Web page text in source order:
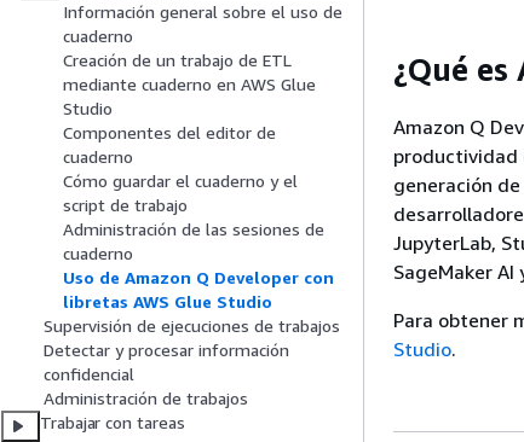
Información general sobre el uso de
cuaderno
Creación de un trabajo de ETL
mediante cuaderno en AWS Glue
Studio
Componentes del editor de
cuaderno
Cómo guardar el cuaderno y el
script de trabajo
Administración de las sesiones de
cuaderno
Uso de Amazon Q Developer con
libretas AWS Glue Studio
Supervisión de ejecuciones de trabajos
Detectar y procesar información
confidencial
Administración de trabajos
Trabajar con tareas
¿Qué es
Amazon Q
productividad
generación
JupyterLab,
SageMaker
Para obtener
Studio.